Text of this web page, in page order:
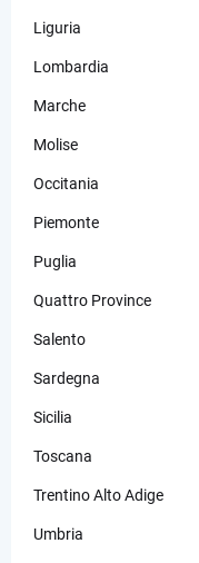
Liguria
Lombardia
Marche
Molise
Occitania
Piemonte
Puglia
Quattro Province
Salento
Sardegna
Sicilia
Toscana
Trentino Alto Adige
Umbria